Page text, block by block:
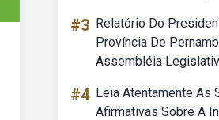
#3 Relatório Do
Província De
Assembléia
#4 Leia Atentamente As
Afirmativas Sobre A